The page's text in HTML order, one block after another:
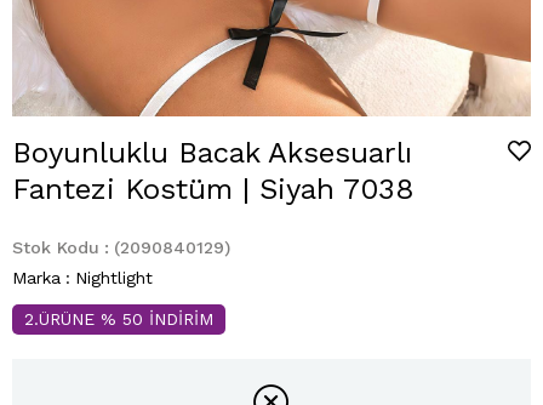
Boyunluklu Bacak Aksesuarlı
Fantezi Kostüm | Siyah 7038
Stok Kodu
(2090840129)
Marka : Nightlight
2.ÜRÜNE % 50 İNDİRİM